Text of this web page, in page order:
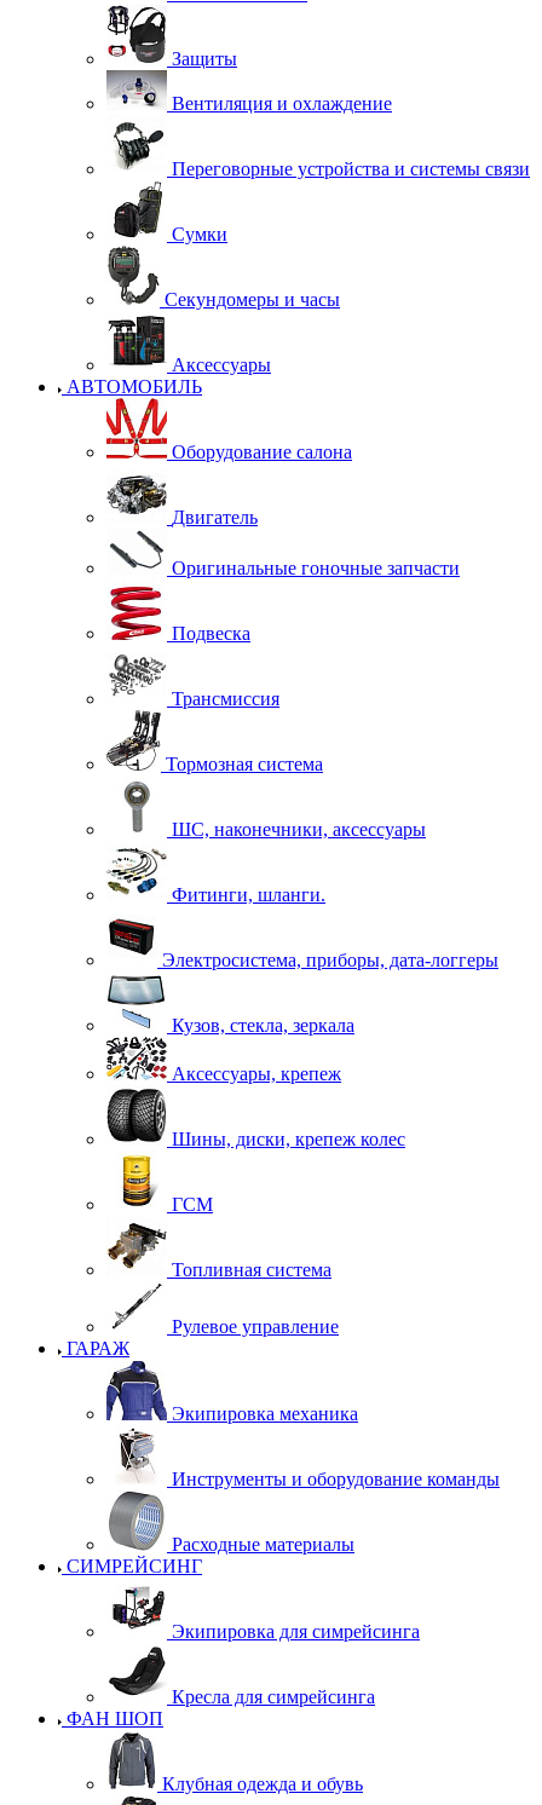
Защиты
Вентиляция и охлаждение
Переговорные устройства и системы связи
Сумки
Секундомеры и часы
Аксессуары
АВТОМОБИЛЬ
Оборудование салона
Двигатель
Оригинальные гоночные запчасти
Подвеска
Трансмиссия
Тормозная система
ШС, наконечники, аксессуары
Фитинги, шланги.
Электросистема, приборы, дата-логгеры
Кузов, стекла, зеркала
Аксессуары, крепеж
Шины, диски, крепеж колес
ГСМ
Топливная система
Рулевое управление
ГАРАЖ
Экипировка механика
Инструменты и оборудование команды
Расходные материалы
СИМРЕЙСИНГ
Экипировка для симрейсинга
Кресла для симрейсинга
ФАН ШОП
Клубная одежда и обувь